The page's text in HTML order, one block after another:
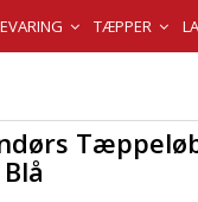
TÆPPER